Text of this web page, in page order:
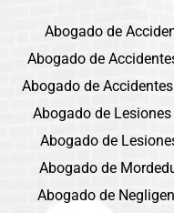
Abogado de
Abogado de
Abogado de
Abogado de
Abogado de
Abogado de
Abogado de